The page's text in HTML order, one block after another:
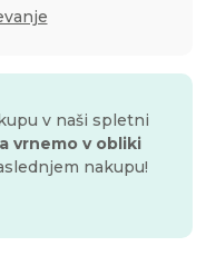
v naši spletni
vrnemo v obliki
nakupu!